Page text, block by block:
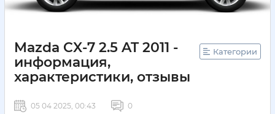
Mazda CX-7 2.5 AT 2011 -
информация,
характеристики, отзывы
Категории
05 04 2025, 00:43 0